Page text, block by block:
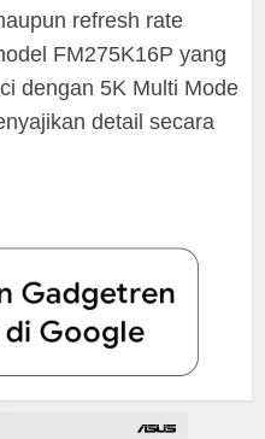
refresh rate
FM275K16P yang
dengan 5K Multi Mode
detail secara